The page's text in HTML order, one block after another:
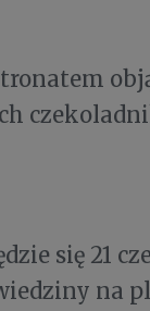
się 21
na